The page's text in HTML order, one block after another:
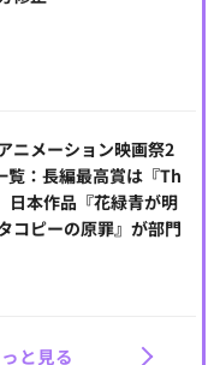
ニメーション映画祭2
覧：長編最高賞は『Th
本作品『花緑青が明
コピーの原罪』が部門
と見る